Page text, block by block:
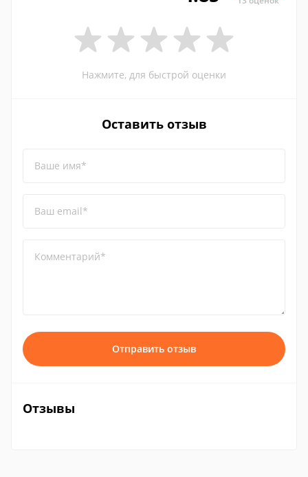
Нажмите, для быстрой оценки
Оставить отзыв
Ваше имя*
Ваш email*
Комментарий*
Отправить отзыв
Отзывы